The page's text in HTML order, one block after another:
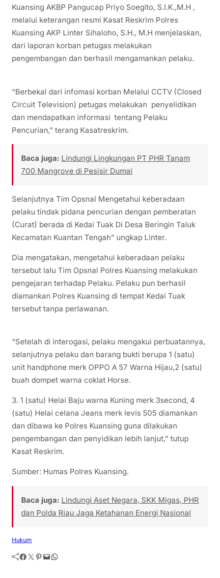
Kuansing AKBP Pangucap Priyo Soegito, S.I.K.,M.H ,
melalui keterangan resmi Kasat Reskrim Polres
Kuansing AKP Linter Sihaloho, S.H., M.H menjelaskan,
dari laporan korban petugas melakukan
pengembangan dan berhasil mengamankan pelaku.
“Berbekal dari infomasi korban Melalui CCTV (Closed
Circuit Television) petugas melakukan penyelidikan
dan mendapatkan informasi tentang Pelaku
Pencurian,” terang Kasatreskrim.
Baca juga: Lindungi Lingkungan PT PHR Tanam
700 Mangrove di Pesisir Dumai
Selanjutnya Tim Opsnal Mengetahui keberadaan
pelaku tindak pidana pencurian dengan pemberatan
(Curat) berada di Kedai Tuak Di Desa Beringin Taluk
Kecamatan Kuantan Tengah” ungkap Linter.
Dia mengatakan, mengetahui keberadaan pelaku
tersebut lalu Tim Opsnal Polres Kuansing melakukan
pengejaran terhadap Pelaku. Pelaku pun berhasil
diamankan Polres Kuansing di tempat Kedai Tuak
tersebut tanpa perlawanan.
“Setelah di interogasi, pelaku mengakui perbuatannya,
selanjutnya pelaku dan barang bukti berupa 1 (satu)
unit handphone merk OPPO A 57 Warna Hijau,2 (satu)
buah dompet warna coklat Horse.
3. 1 (satu) Helai Baju warna Kuning merk 3second, 4
(satu) Helai celana Jeans merk levis 505 diamankan
dan dibawa ke Polres Kuansing guna dilakukan
pengembangan dan penyidikan lebih lanjut,” tutup
Kasat Reskrim.
Sumber: Humas Polres Kuansing.
Baca juga: Lindungi Aset Negara, SKK Migas, PHR
dan Polda Riau Jaga Ketahanan Energi Nasional
Hukum
Facebook Twitter Pinterest Mail WhatsApp